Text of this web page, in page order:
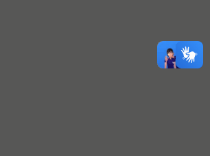
da SEFAZ/SP
tributária – Aquisição de
contribuinte paulista para
e entidades públicas
no art. 55 do Anexo I do
se somente quando o substituto
a saída de mercadoria sabendo de